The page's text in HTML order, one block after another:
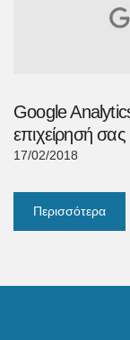
Google
επιχείρησή σας
17/02/2018
Περισσότερα